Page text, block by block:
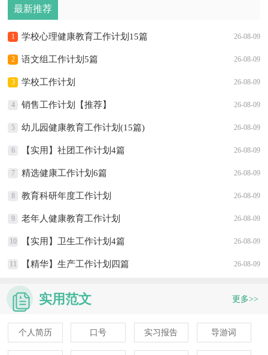
最新推荐
1 学校心理健康教育工作计划15篇 26-08-09
2 语文组工作计划5篇 26-08-09
3 学校工作计划 26-08-09
4 销售工作计划【推荐】 26-08-09
5 幼儿园健康教育工作计划(15篇) 26-08-09
6 【实用】社团工作计划4篇 26-08-09
7 精选健康工作计划6篇 26-08-09
8 教育科研年度工作计划 26-08-09
9 老年人健康教育工作计划 26-08-09
10 【实用】卫生工作计划4篇 26-08-09
11 【精华】生产工作计划四篇 26-08-09
实用范文 更多>>
个人简历 口号 实习报告 导游词